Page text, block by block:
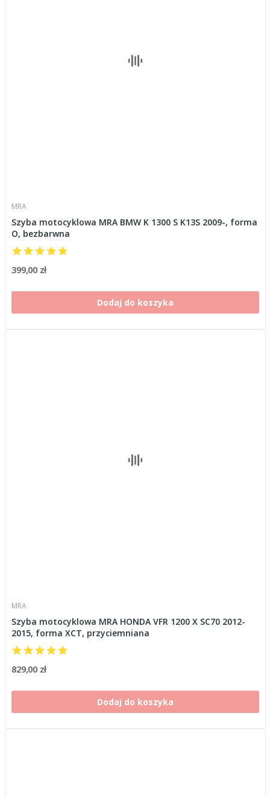
MRA
Szyba motocyklowa MRA BMW K 1300 S K13S 2009-, forma
O, bezbarwna
399,00 zł
Dodaj do koszyka
MRA
Szyba motocyklowa MRA HONDA VFR 1200 X SC70 2012-
2015, forma XCT, przyciemniana
829,00 zł
Dodaj do koszyka